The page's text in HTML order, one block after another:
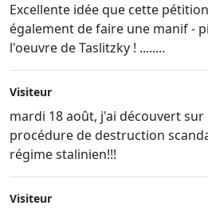
Excellente idée que cette
également de faire une manif -
l'oeuvre de Taslitzky ! ........
Visiteur
mardi 18 août, j'ai découvert
procédure de destruction
régime stalinien!!!
Visiteur